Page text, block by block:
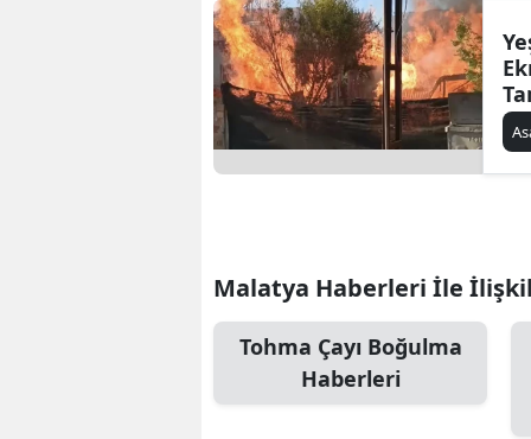
Malatya Haberleri İle
Tohma Çayı Boğulma
Haberleri